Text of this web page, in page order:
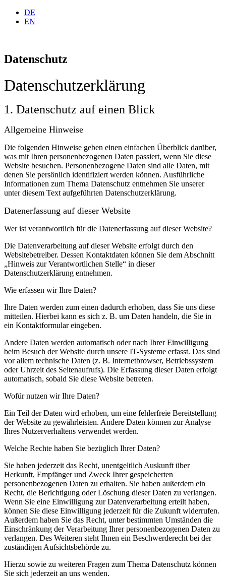
DE
EN
Datenschutz
Datenschutz­erklärung
1. Datenschutz auf einen Blick
Allgemeine Hinweise
Die folgenden Hinweise geben einen einfachen Überblick darüber,
was mit Ihren personenbezogenen Daten passiert, wenn Sie diese
Website besuchen. Personenbezogene Daten sind alle Daten, mit
denen Sie persönlich identifiziert werden können. Ausführliche
Informationen zum Thema Datenschutz entnehmen Sie unserer
unter diesem Text aufgeführten Datenschutzerklärung.
Datenerfassung auf dieser Website
Wer ist verantwortlich für die Datenerfassung auf dieser Website?
Die Datenverarbeitung auf dieser Website erfolgt durch den
Websitebetreiber. Dessen Kontaktdaten können Sie dem Abschnitt
„Hinweis zur Verantwortlichen Stelle“ in dieser
Datenschutzerklärung entnehmen.
Wie erfassen wir Ihre Daten?
Ihre Daten werden zum einen dadurch erhoben, dass Sie uns diese
mitteilen. Hierbei kann es sich z. B. um Daten handeln, die Sie in
ein Kontaktformular eingeben.
Andere Daten werden automatisch oder nach Ihrer Einwilligung
beim Besuch der Website durch unsere IT-Systeme erfasst. Das sind
vor allem technische Daten (z. B. Internetbrowser, Betriebssystem
oder Uhrzeit des Seitenaufrufs). Die Erfassung dieser Daten erfolgt
automatisch, sobald Sie diese Website betreten.
Wofür nutzen wir Ihre Daten?
Ein Teil der Daten wird erhoben, um eine fehlerfreie Bereitstellung
der Website zu gewährleisten. Andere Daten können zur Analyse
Ihres Nutzerverhaltens verwendet werden.
Welche Rechte haben Sie bezüglich Ihrer Daten?
Sie haben jederzeit das Recht, unentgeltlich Auskunft über
Herkunft, Empfänger und Zweck Ihrer gespeicherten
personenbezogenen Daten zu erhalten. Sie haben außerdem ein
Recht, die Berichtigung oder Löschung dieser Daten zu verlangen.
Wenn Sie eine Einwilligung zur Datenverarbeitung erteilt haben,
können Sie diese Einwilligung jederzeit für die Zukunft widerrufen.
Außerdem haben Sie das Recht, unter bestimmten Umständen die
Einschränkung der Verarbeitung Ihrer personenbezogenen Daten zu
verlangen. Des Weiteren steht Ihnen ein Beschwerderecht bei der
zuständigen Aufsichtsbehörde zu.
Hierzu sowie zu weiteren Fragen zum Thema Datenschutz können
Sie sich jederzeit an uns wenden.